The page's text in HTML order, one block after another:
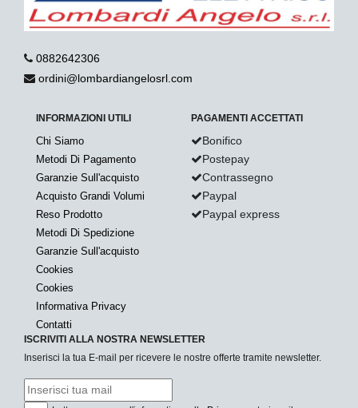
0882642306
ordini@lombardiangelosrl.com
INFORMAZIONI UTILI
Chi Siamo
Metodi Di Pagamento
Garanzie Sull'acquisto
Acquisto Grandi Volumi
Reso Prodotto
Metodi Di Spedizione
Garanzie Sull'acquisto
Cookies
Cookies
Informativa Privacy
Contatti
PAGAMENTI ACCETTATI
Bonifico
Postepay
Contrassegno
Paypal
Paypal express
ISCRIVITI ALLA NOSTRA NEWSLETTER
Inserisci la tua E-mail per ricevere le nostre offerte tramite newsletter.